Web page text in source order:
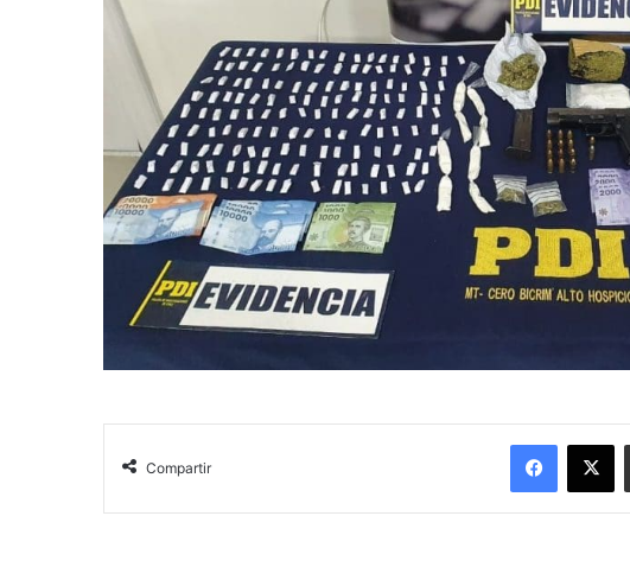
Compartir
Facebook
X